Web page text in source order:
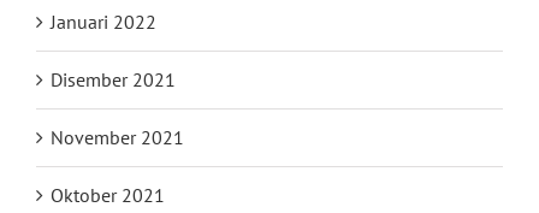
Januari 2022
Disember 2021
November 2021
Oktober 2021